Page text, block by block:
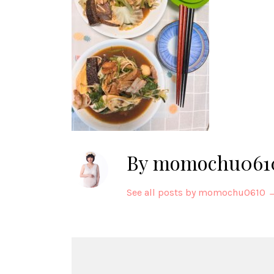
By
See all posts by momochu0610